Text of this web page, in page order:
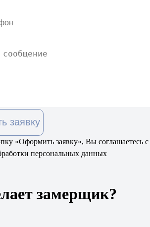
заявку
«Оформить заявку», Вы соглашаетесь с
персональных данных
замерщик?